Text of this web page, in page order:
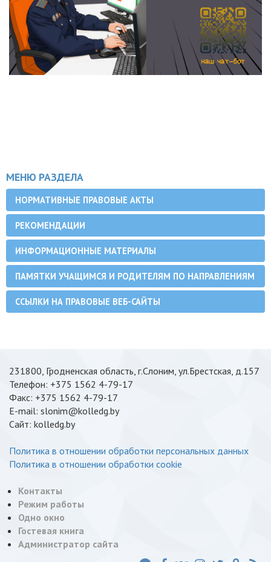
МЕНЮ РАЗДЕЛА
НОРМАТИВНЫЕ ПРАВОВЫЕ АКТЫ
РЕКОМЕНДАЦИИ
ИНФОРМАЦИОННЫЕ МАТЕРИАЛЫ
ПАМЯТКИ УЧАЩИМСЯ И РОДИТЕЛЯМ ПО НАПРАВЛЕНИЯМ
ССЫЛКИ НА ПРАВОВЫЕ ВЕБ-САЙТЫ
231800, Гродненская область, г.Слоним, ул.Брестская, д.157
Телефон: +375 1562 4-79-17
Факс: +375 1562 4-79-17
E-mail: slonim@kolledg.by
Cайт: kolledg.by
Политика в отношении обработки персональных данных
Политика в отношении обработки cookie
Контакты
Режим работы
Одно окно
Гостевая книга
Администратор сайта